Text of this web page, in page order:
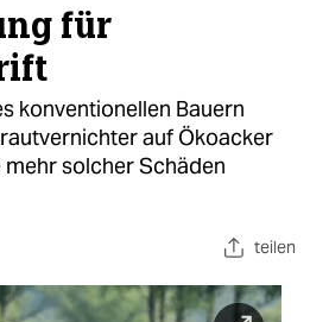
für
konventionellen Bauern
auf Ökoacker
solcher Schäden
teilen